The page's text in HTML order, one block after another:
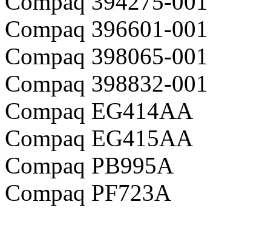
Compaq 396601-001
Compaq 398065-001
Compaq 398832-001
Compaq EG414AA
Compaq EG415AA
Compaq PB995A
Compaq PF723A